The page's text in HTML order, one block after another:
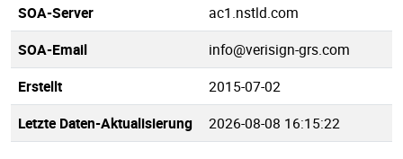
SOA-Server
ac1.nstld.com
SOA-Email
info@verisign-grs.com
Erstellt
2015-07-02
Letzte Daten-Aktualisierung
2026-08-08 16:15:22